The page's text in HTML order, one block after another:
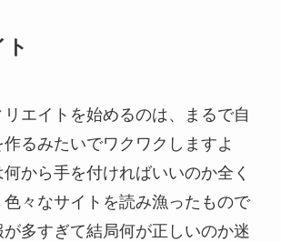
エイトを始めるのは、まるで自
るみたいでワクワクしますよ
から手を付ければいいのか全く
々なサイトを読み漁ったもので
多すぎて結局何が正しいのか迷